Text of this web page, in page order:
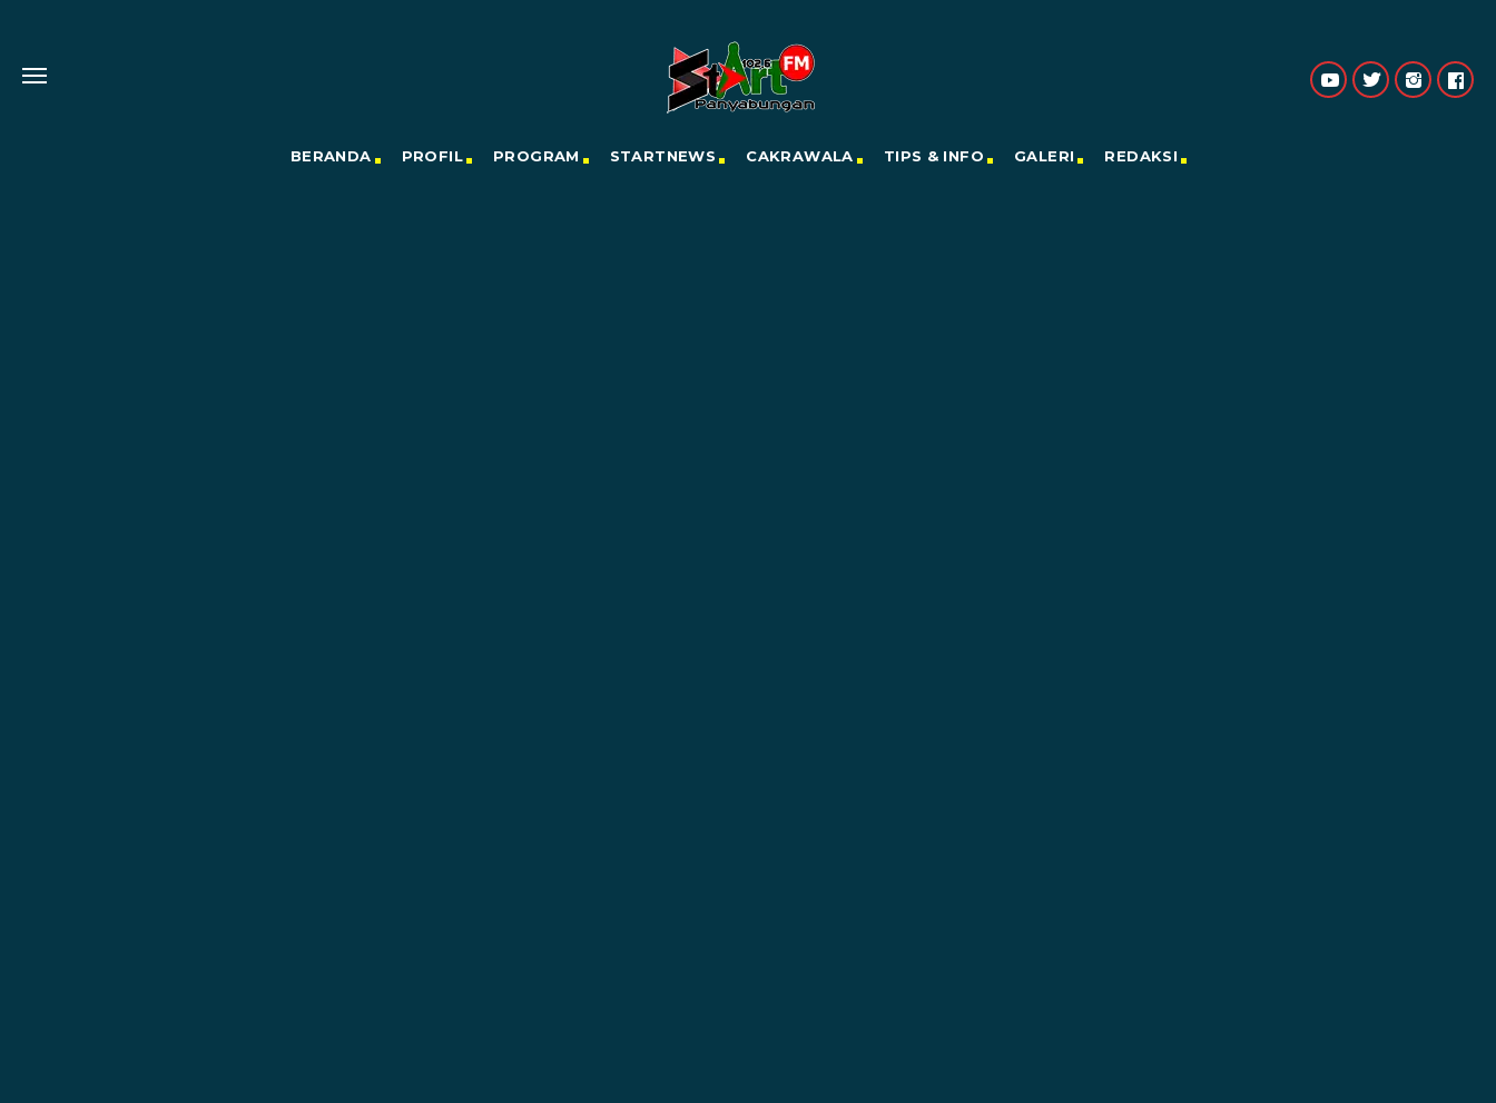
BERANDA PROFIL PROGRAM STARTNEWS CAKRAWALA TIPS & INFO GALERI REDAKSI